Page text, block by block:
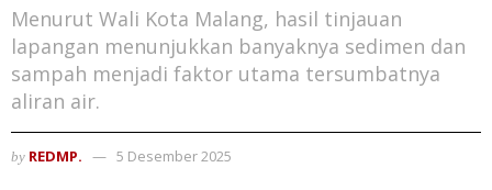
Menurut Wali Kota Malang, hasil tinjauan
lapangan menunjukkan banyaknya sedimen dan
sampah menjadi faktor utama tersumbatnya
aliran air.
by REDMP. 5 Desember 2025